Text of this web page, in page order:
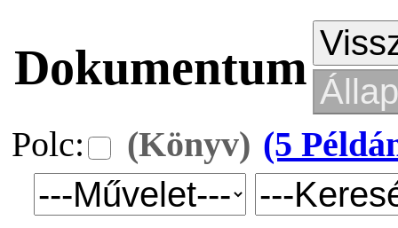
Dokumentum
Polc: (Könyv) (5